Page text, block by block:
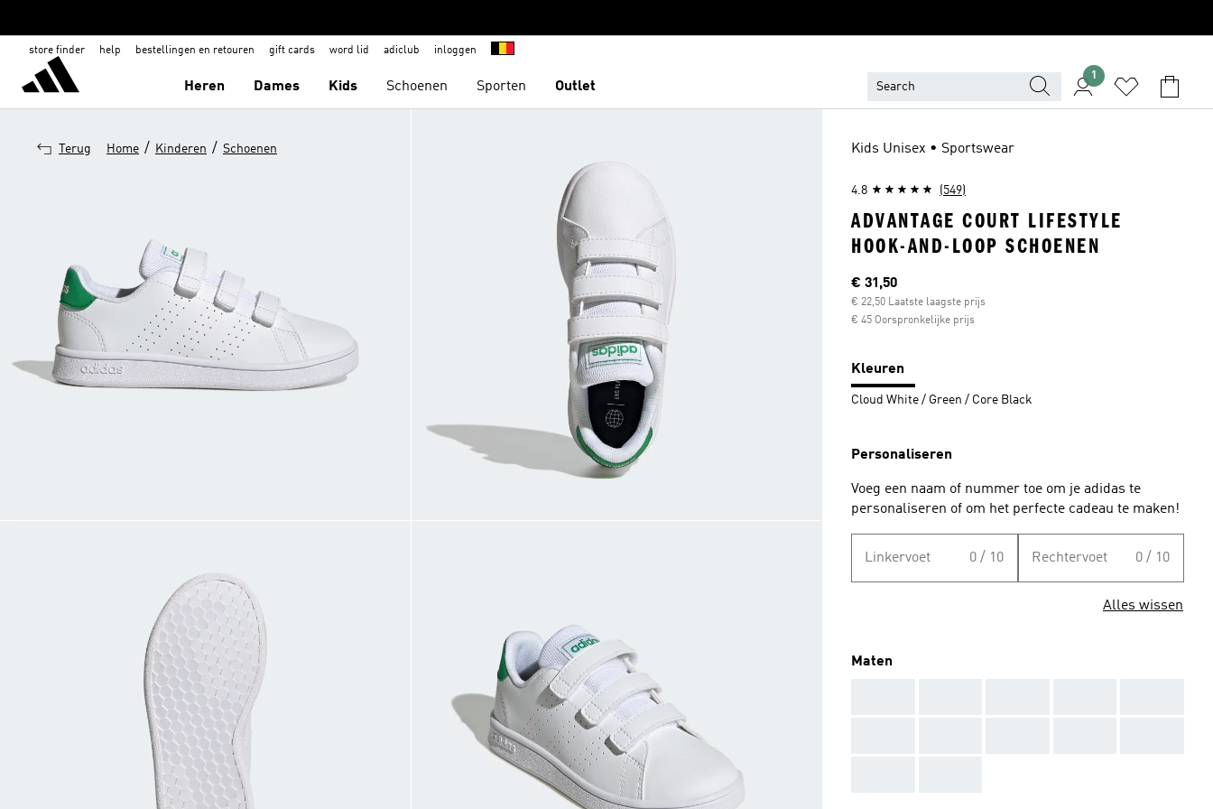
store finder help bestellingen en retouren gift cards word lid adiclub inloggen
Heren Dames Kids Schoenen Sporten Outlet
1
Terug Home / Kinderen / Schoenen Kids Unisex • Sportswear
4.8 (549)
ADVANTAGE COURT LIFESTYLE
HOOK-AND-LOOP SCHOENEN
Current price
€ 31,50
€ 22,50 Laatste laagste prijs
€ 45 Oorspronkelijke prijs
Kleuren
Cloud White / Green / Core Black
Personaliseren
Voeg een naam of nummer toe om je adidas te
personaliseren of om het perfecte cadeau te maken!
Linkervoet 0 / 10 Rechtervoet 0 / 10
Alles wissen
Maten